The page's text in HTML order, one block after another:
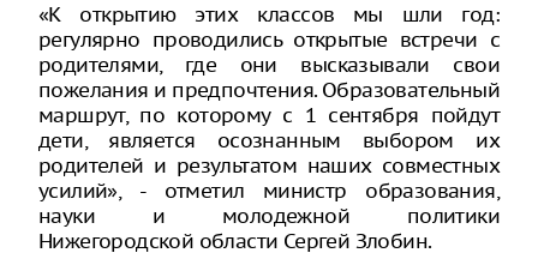
«К открытию этих классов мы шли год:
регулярно проводились открытые встречи с
родителями, где они высказывали свои
пожелания и предпочтения. Образовательный
маршрут, по которому с 1 сентября пойдут
дети, является осознанным выбором их
родителей и результатом наших совместных
усилий», - отметил министр образования,
науки и молодежной политики
Нижегородской области Сергей Злобин.